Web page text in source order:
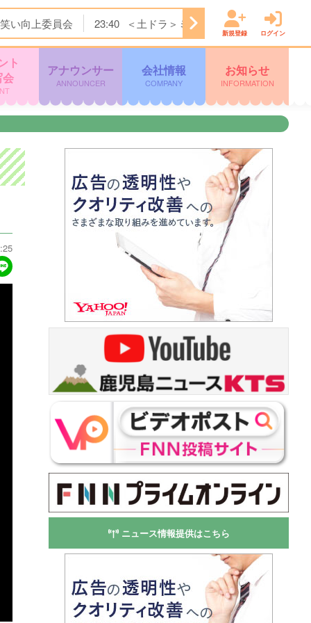
い向上委員会 23:40 ＜土ドラ＞ミッドナイト屋台 Ｓｅａ
新規登録 ログイン
ト
アナウンサー
ANNOUNCER
会社情報
COMPANY
お知らせ
INFORMATION
ニュース情報提供はこちら